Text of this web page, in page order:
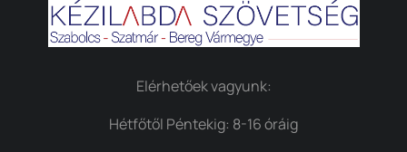
Elérhetőek vagyunk:
Hétfőtől Péntekig: 8-16 óráig